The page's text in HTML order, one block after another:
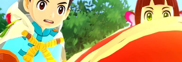
su parte, la segunda entrega, Wings of Ruin,
sumergiéndonos en un relato de
arranca con la misteriosa desaparición
custodiado por una joven wyveriana. Las